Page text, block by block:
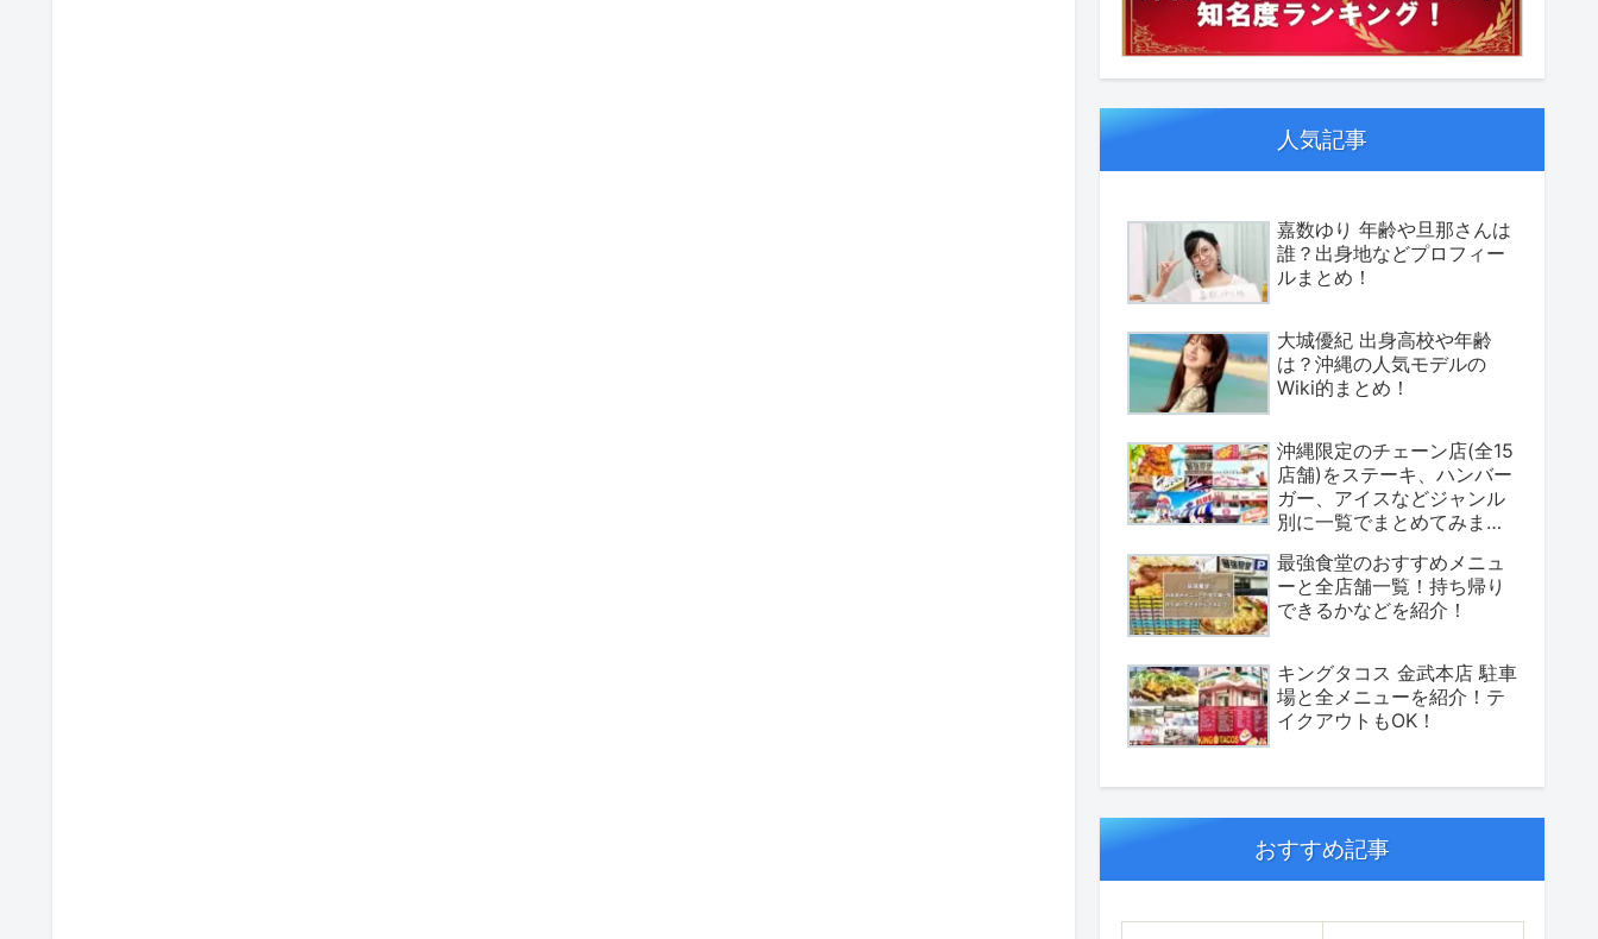
人気記事
嘉数ゆり 年齢や旦那さんは
誰？出身地などプロフィー
ルまとめ！
大城優紀 出身高校や年齢
は？沖縄の人気モデルの
Wiki的まとめ！
沖縄限定のチェーン店(全15
店舗)をステーキ、ハンバー
ガー、アイスなどジャンル
別に一覧でまとめてみまし
最強食堂のおすすめメニュ
ーと全店舗一覧！持ち帰り
できるかなどを紹介！
キングタコス 金武本店 駐車
場と全メニューを紹介！テ
イクアウトもOK！
おすすめ記事